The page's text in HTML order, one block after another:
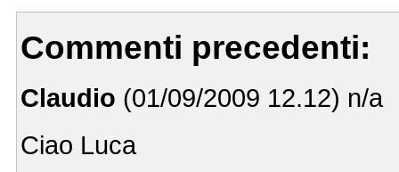
Commenti precedenti:
Claudio (01/09/2009 12.12) n/a
Ciao Luca